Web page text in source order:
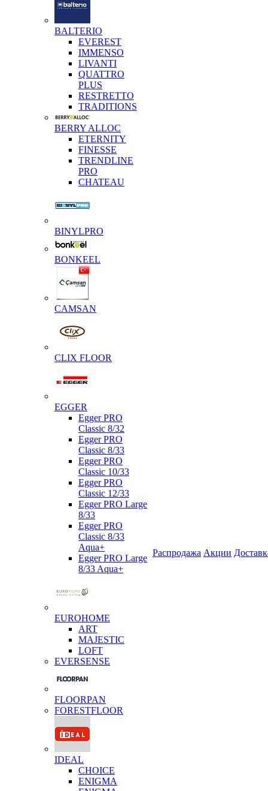
BALTERIO
EVEREST
IMMENSO
LIVANTI
QUATTRO
PLUS
RESTRETTO
TRADITIONS
BERRY ALLOC
ETERNITY
FINESSE
TRENDLINE
PRO
CHATEAU
BINYLPRO
BONKEEL
CAMSAN
CLIX FLOOR
EGGER
Egger PRO
Classic 8/32
Egger PRO
Classic 8/33
Egger PRO
Classic 10/33
Egger PRO
Classic 12/33
Egger PRO Large
8/33
Egger PRO
Classic 8/33
Aqua+
Egger PRO Large
8/33 Aqua+
EUROHOME
ART
MAJESTIC
LOFT
EVERSENSE
FLOORPAN
FORESTFLOOR
IDEAL
CHOICE
ENIGMA
Распродажа Акции